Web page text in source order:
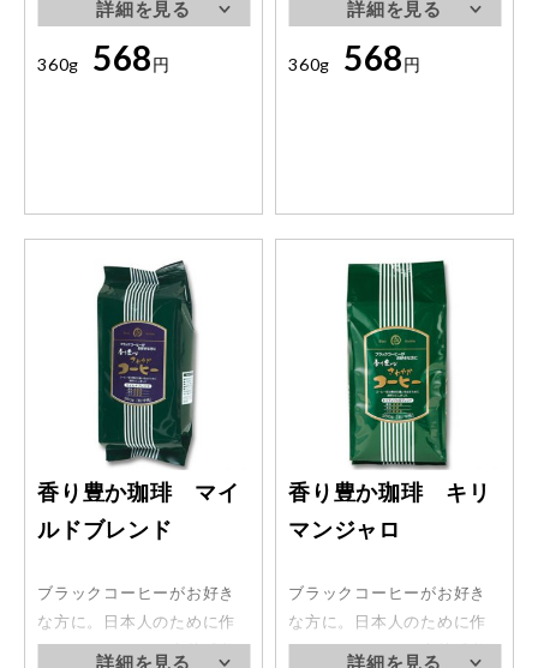
で飲めるコーヒーは他にな
360g 568円
で飲めるコーヒーは他にな
360g 568円
香り豊か珈琲 マイ
ルドブレンド
ブラックコーヒーがお好き
な方に。日本人のために作
ったコーヒー。日本茶感覚
香り豊か珈琲 キリ
マンジャロ
ブラックコーヒーがお好き
な方に。日本人のために作
ったコーヒー。日本茶感覚